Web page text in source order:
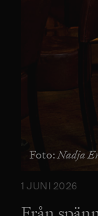
Foto:Nadja
1 JUNI 2026